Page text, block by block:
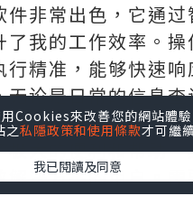
件非常出色，它通过
了我的工作效率。操
行精准，能够快速响
无论是日常的信息
理，它都能完美胜
极大的便利和帮助
解决方案的用户。
Cookies來改善您的網站體驗
之私隱政策和使用條款才可繼
我已閱讀及同意